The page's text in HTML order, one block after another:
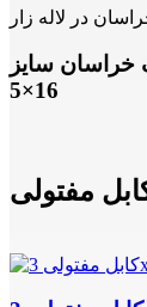
در لاله زار
سایز
16×5
مفتولی